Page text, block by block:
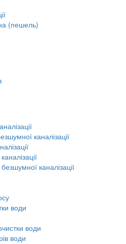
(пешель)
каналізації
каналізації
води
води
води